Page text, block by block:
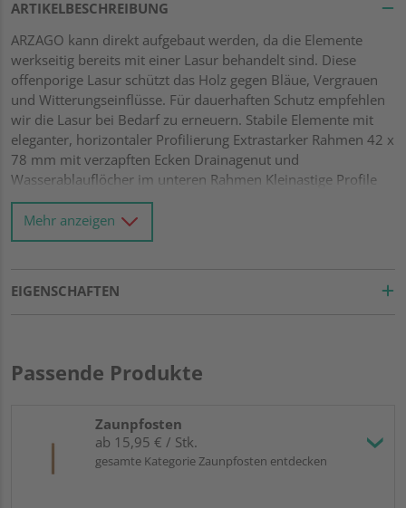
ARTIKELBESCHREIBUNG
ARZAGO kann direkt aufgebaut werden, da die Elemente
werkseitig bereits mit einer Lasur behandelt sind. Diese
offenporige Lasur schützt das Holz gegen Bläue, Vergrauen
und Witterungseinflüsse. Für dauerhaften Schutz empfehlen
wir die Lasur bei Bedarf zu erneuern. Stabile Elemente mit
eleganter, horizontaler Profilierung Extrastarker Rahmen 42 x
78 mm mit verzapften Ecken Drainagenut und
Wasserablauflöcher im unteren Rahmen Kleinastige Profile
21 x 122 mm mit Riffel-Hobelung Alle Verbindungen aus
Edelstahl
Mehr anzeigen
EIGENSCHAFTEN
Passende Produkte
Zaunpfosten
ab 15,95 € / Stk.
gesamte Kategorie Zaunpfosten entdecken